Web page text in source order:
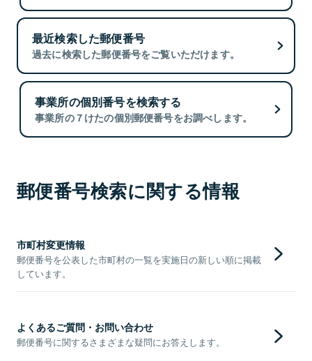
最近検索した郵便番号
過去に検索した郵便番号をご覧いただけます。
事業所の個別番号を検索する
事業所の７けたの個別郵便番号をお調べします。
郵便番号検索に関する情報
市町村変更情報
郵便番号を公表した市町村の一覧を実施日の新しい順に掲載
しています。
よくあるご質問・お問い合わせ
郵便番号に関するさまざまな疑問にお答えします。